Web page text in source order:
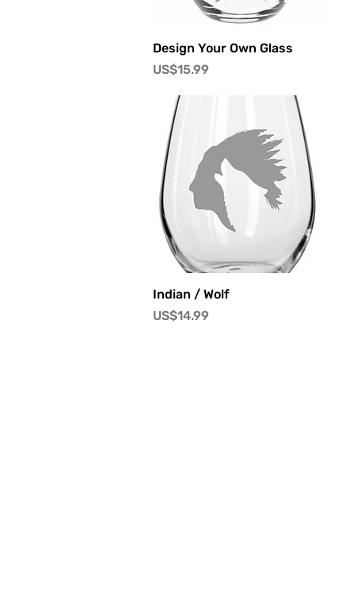
快速瀏覽
Design Your Own Glass
價格
US$15.99
快速瀏覽
Indian / Wolf
價格
US$14.99